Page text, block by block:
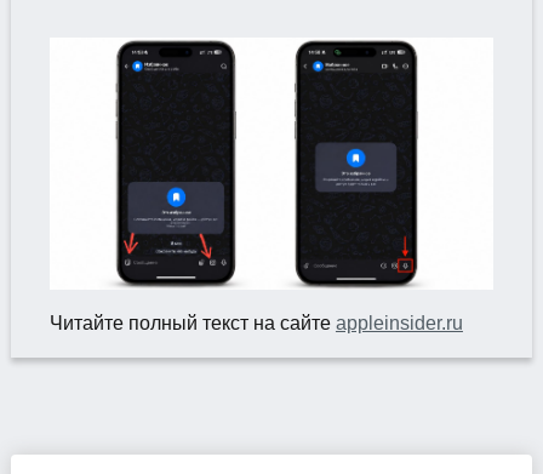
Читайте полный текст на сайте appleinsider.ru